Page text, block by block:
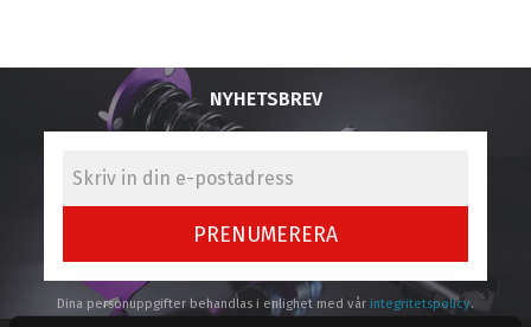
NYHETSBREV
PRENUMERERA
Dina personuppgifter behandlas i enlighet med vår integritetspolicy.